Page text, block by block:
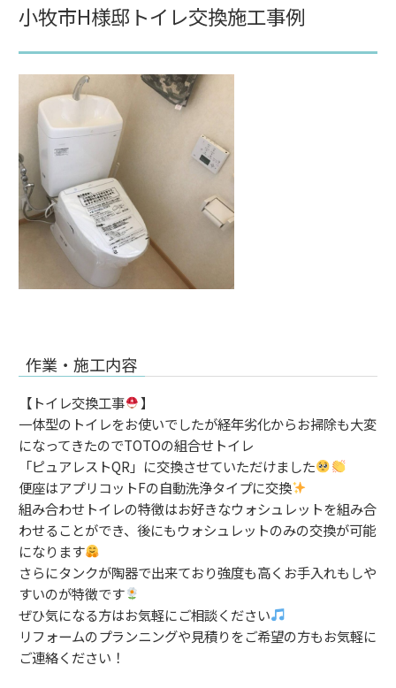
小牧市H様邸トイレ交換施工事例
作業・施工内容
【トイレ交換工事
】
一体型のトイレをお使いでしたが経年劣化からお掃除も大変
になってきたのでTOTOの組合せトイレ
「ピュアレストQR」に交換させていただけました
便座はアプリコットFの自動洗浄タイプに交換
組み合わせトイレの特徴はお好きなウォシュレットを組み合
わせることができ、後にもウォシュレットのみの交換が可能
になります
さらにタンクが陶器で出来ており強度も高くお手入れもしや
すいのが特徴です
ぜひ気になる方はお気軽にご相談ください
リフォームのプランニングや見積りをご希望の方もお気軽に
ご連絡ください！